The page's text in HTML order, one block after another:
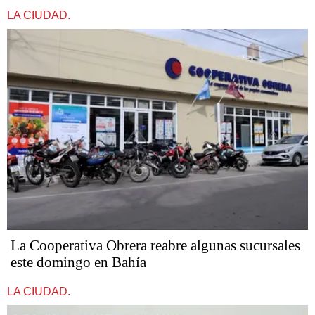
LA CIUDAD.
La Cooperativa Obrera reabre algunas sucursales
este domingo en Bahía
LA CIUDAD.